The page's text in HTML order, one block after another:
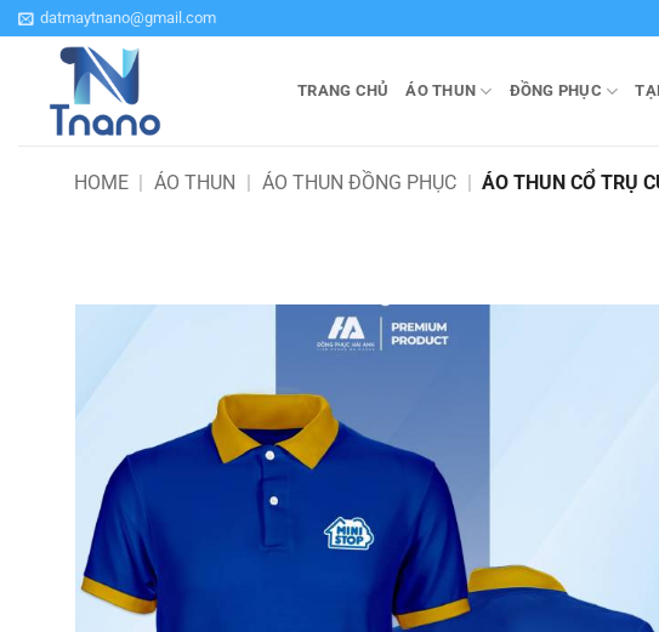
Bỏ
qua
datmaytnano@gmail.com
TRANG CHỦ ÁO THUN ĐỒNG PHỤC
HOME | ÁO THUN | ÁO THUN ĐỒNG PHỤC | ÁO THUN CỔ TRỤ